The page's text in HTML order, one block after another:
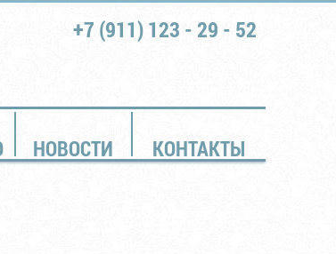
+7 (911) 123 - 29 - 52
НОВОСТИ
КОНТАКТЫ